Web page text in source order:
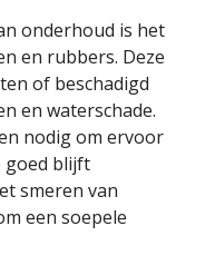
onderhoud is het
en rubbers. Deze
of beschadigd
en waterschade.
nodig om ervoor
goed blijft
smeren van
een soepele